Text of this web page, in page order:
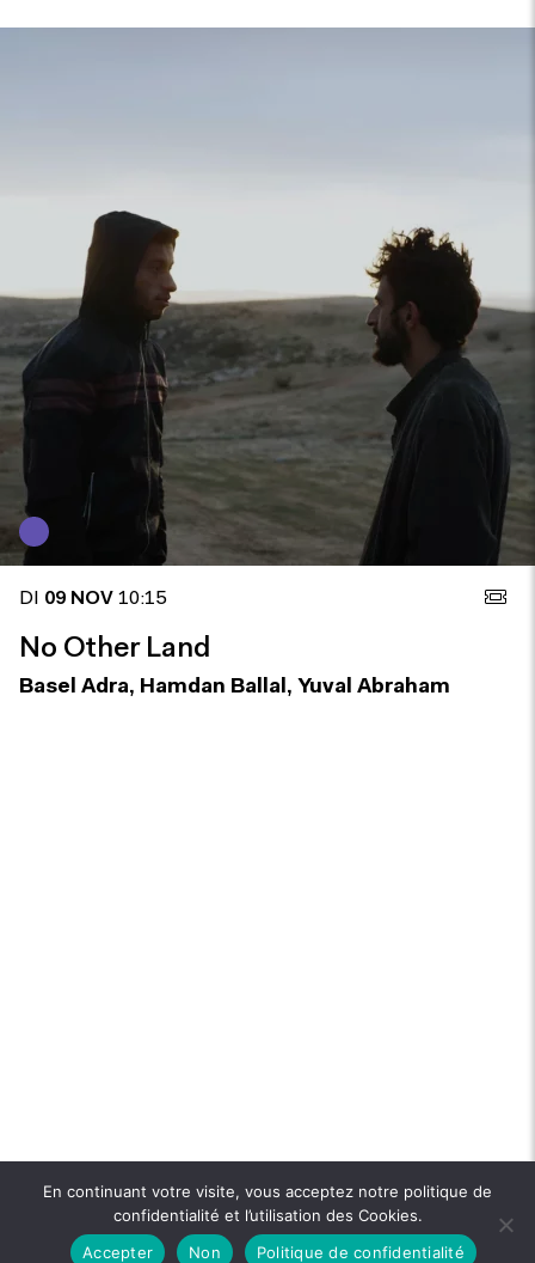
DI 09 NOV 10:15
No Other Land
Basel Adra, Hamdan Ballal, Yuval Abraham
En continuant votre visite, vous acceptez notre politique de
confidentialité et l’utilisation des Cookies.
Accepter
Non Politique de confidentialité